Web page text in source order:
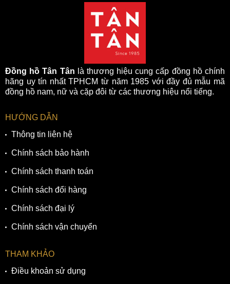
Đồng hồ Tân Tân là thương hiệu cung cấp đồng hồ chính
hãng uy tín nhất TPHCM từ năm 1985 với đầy đủ mẫu mã
đồng hồ nam, nữ và cặp đôi từ các thương hiệu nổi tiếng.
HƯỚNG DẪN
Thông tin liên hệ
Chính sách bảo hành
Chính sách thanh toán
Chính sách đổi hàng
Chính sách đại lý
Chính sách vận chuyển
THAM KHẢO
Điều khoản sử dụng